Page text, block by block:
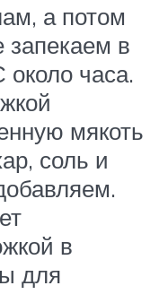
а потом
запекаем в
часа.
мякоть
соль и
в
для